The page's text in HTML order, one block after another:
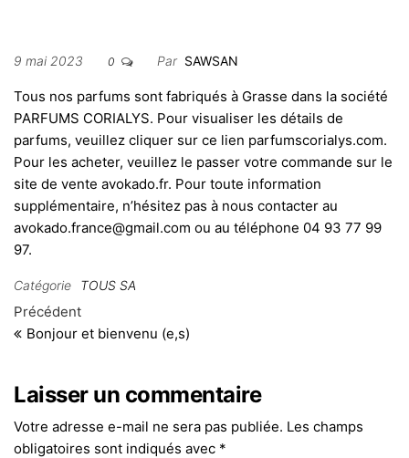
9 mai 2023 0 Par SAWSAN
Tous nos parfums sont fabriqués à Grasse dans la société
PARFUMS CORIALYS. Pour visualiser les détails de
parfums, veuillez cliquer sur ce lien parfumscorialys.com.
Pour les acheter, veuillez le passer votre commande sur le
site de vente avokado.fr. Pour toute information
supplémentaire, n’hésitez pas à nous contacter au
avokado.france@gmail.com ou au téléphone 04 93 77 99
97.
Catégorie TOUS SA
Navigation de l’article
Article précédent
Précédent
Bonjour et bienvenu (e,s)
Laisser un commentaire
Votre adresse e-mail ne sera pas publiée. Les champs
obligatoires sont indiqués avec *